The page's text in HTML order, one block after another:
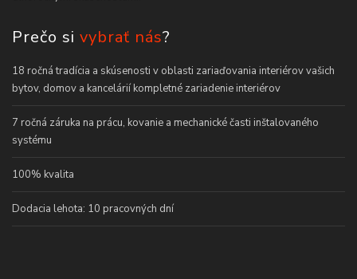
Prečo si vybrať nás?
18 ročná tradícia a skúsenosti v oblasti zariaďovania interiérov vašich
bytov, domov a kancelárií kompletné zariadenie interiérov
7 ročná záruka na prácu, kovanie a mechanické časti inštalovaného
systému
100% kvalita
Dodacia lehota: 10 pracovných dní